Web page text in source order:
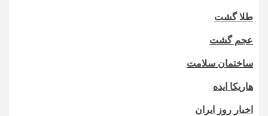
طلا گشت
عجم گشت
ساختمان سلامت
هاریکا ایده
اخبار روز ایران